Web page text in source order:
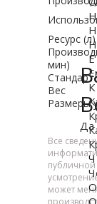
Ресурс (л)
мин)
Стандарт
Вес
Размеры
Все
может
Да
Н
Е
К
Ч
О